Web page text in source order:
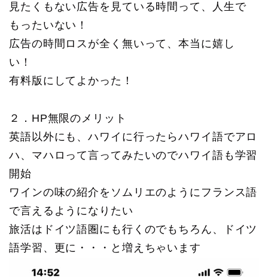
見たくもない広告を見ている時間って、人生で
もったいない！
広告の時間ロスが全く無いって、本当に嬉し
い！
有料版にしてよかった！
２．HP無限のメリット
英語以外にも、ハワイに行ったらハワイ語でアロ
ハ、マハロって言ってみたいのでハワイ語も学習
開始
ワインの味の紹介をソムリエのようにフランス語
で言えるようになりたい
旅活はドイツ語圏にも行くのでもちろん、ドイツ
語学習、更に・・・と増えちゃいます